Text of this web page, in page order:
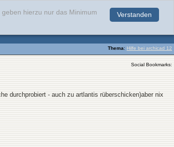
Verstanden
hierzu nur das Minimum
Thema: Hilfe bei archicad 12
Social Bookmarks:
durchprobiert - auch zu artlantis rüberschicken)aber nix